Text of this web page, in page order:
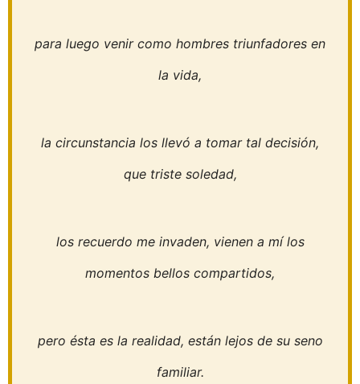
para luego venir como hombres triunfadores en
la vida,
la circunstancia los llevó a tomar tal decisión,
que triste soledad,
los recuerdo me invaden, vienen a mí los
momentos bellos compartidos,
pero ésta es la realidad, están lejos de su seno
familiar.